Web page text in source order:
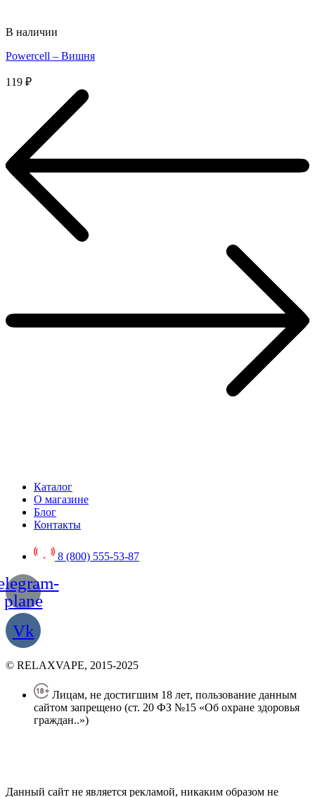
В наличии
Powercell – Вишня
119 ₽
Каталог
О магазине
Блог
Контакты
8 (800) 555-53-87
plane
Vk
© RELAXVAPE, 2015-2025
Лицам, не достигшим 18 лет, пользование данным
сайтом запрещено (ст. 20 ФЗ №15 «Об охране здоровья
граждан..»)
Данный сайт не является рекламой, никаким образом не